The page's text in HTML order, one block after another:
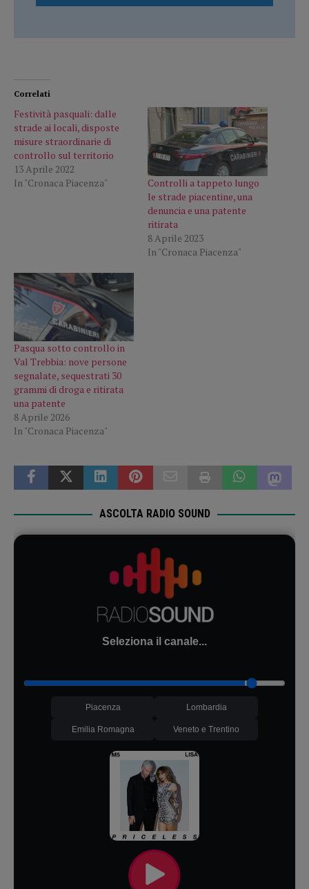
Correlati
Festività pasquali: dalle
strade ai locali, disposte
misure straordinarie di
controllo sul territorio
13 Aprile 2022
In "Cronaca Piacenza"
Controlli a tappeto lungo
le strade piacentine, una
denuncia e una patente
ritirata
8 Aprile 2023
In "Cronaca Piacenza"
Pasqua sotto controllo in
Val Trebbia: nove persone
segnalate, sequestrati 30
grammi di droga e ritirata
una patente
8 Aprile 2026
In "Cronaca Piacenza"
ASCOLTA RADIO SOUND
Seleziona il canale...
Piacenza Lombardia
Emilia Romagna Veneto e Trentino